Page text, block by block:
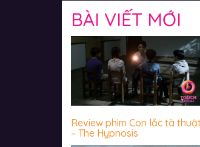
BÀI VIẾT MỚI
Review phim Con lắc tà thuật
– The Hypnosis